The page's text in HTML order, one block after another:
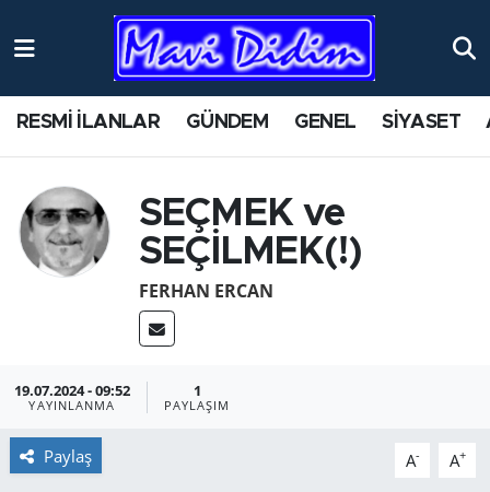
RESMİ İLANLAR GÜNDEM GENEL SİYASET
SEÇMEK ve
SEÇİLMEK(!)
FERHAN ERCAN
19.07.2024 - 09:52
YAYINLANMA
1
PAYLAŞIM
Paylaş A- A+
ANTİK YERLER
AYDIN
BİLİM VE TEKNOLOJİ
EKONOMİ
GENEL
Nöbetçi Eczaneler
Namaz Vakitleri
Trafik Durumu
Süper Lig Puan Durumu ve Fikstür
Son Dakika Haberleri
Haber Arşivi